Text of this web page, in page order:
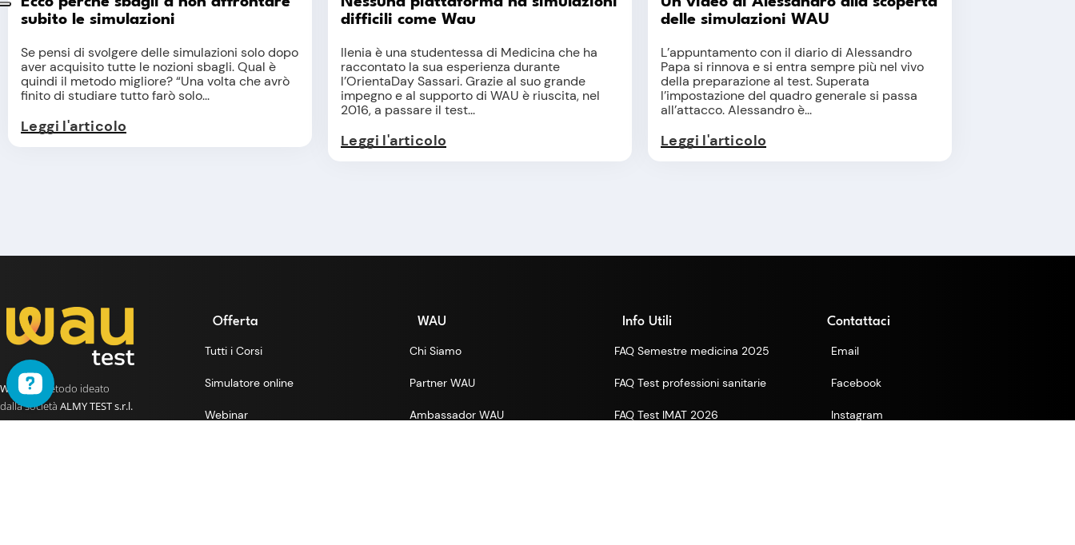
subito le simulazioni
Se pensi di svolgere delle simulazioni solo dopo
aver acquisito tutte le nozioni sbagli. Qual è
quindi il metodo migliore? “Una volta che avrò
finito di studiare tutto farò solo...
Leggi l'articolo
difficili come Wau
Ilenia è una studentessa di Medicina che ha
raccontato la sua esperienza durante
l’OrientaDay Sassari. Grazie al suo grande
impegno e al supporto di WAU è riuscita, nel
2016, a passare il test...
Leggi l'articolo
delle simulazioni WAU
L’appuntamento con il diario di Alessandro
Papa si rinnova e si entra sempre più nel vivo
della preparazione al test. Superata
l’impostazione del quadro generale si passa
all’attacco. Alessandro è...
Leggi l'articolo
WAU è il metodo ideato
dalla società ALMY TEST s.r.l.
Offerta
Tutti i Corsi
Simulatore online
Webinar
WAU
Chi Siamo
Partner WAU
Ambassador WAU
Info Utili
FAQ Semestre medicina 2025
FAQ Test professioni sanitarie
FAQ Test IMAT 2026
Contattaci
Email
Facebook
Instagram